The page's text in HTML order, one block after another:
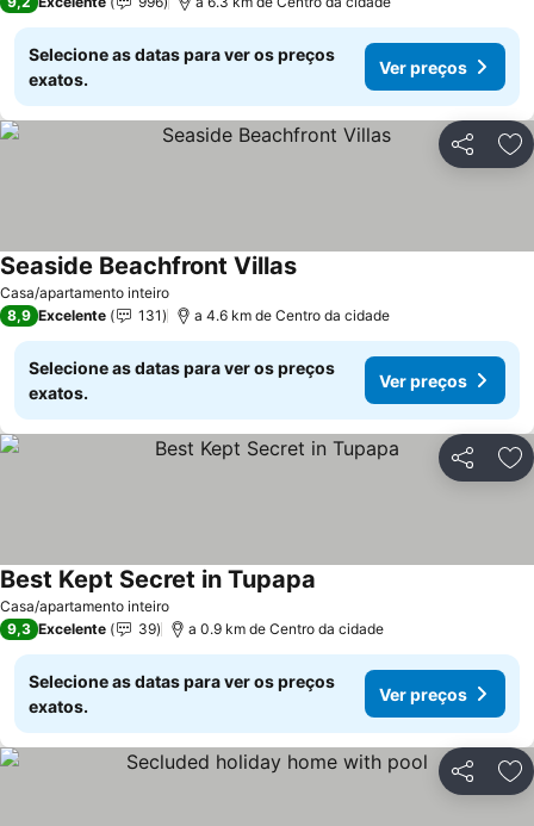
Selecione as datas para ver os preços
exatos.
Ver preços
Partilhar
Casa/apartamento inteiro
Seaside Beachfront Villas
8,9 Excelente 131 a 4.6 km de Centro da cidade
Selecione as datas para ver os preços
exatos.
Ver preços
Partilhar
Casa/apartamento inteiro
Best Kept Secret in Tupapa
9,3 Excelente 39 a 0.9 km de Centro da cidade
Selecione as datas para ver os preços
exatos.
Ver preços
Partilhar